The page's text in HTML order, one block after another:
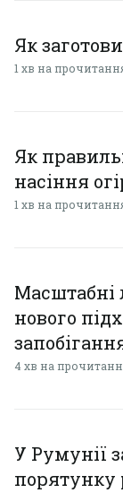
Як
1 хв на
Як
насіння
1 хв на
Масштабні
нового
4 хв на
У Румунії
порятунку